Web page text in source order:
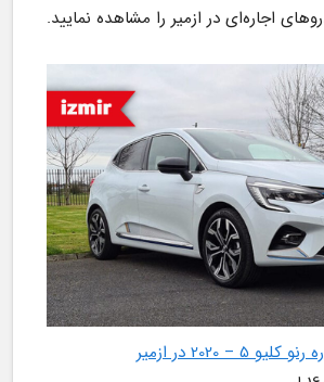
را مشاهده نمایید.
– 2020 در ازمیر